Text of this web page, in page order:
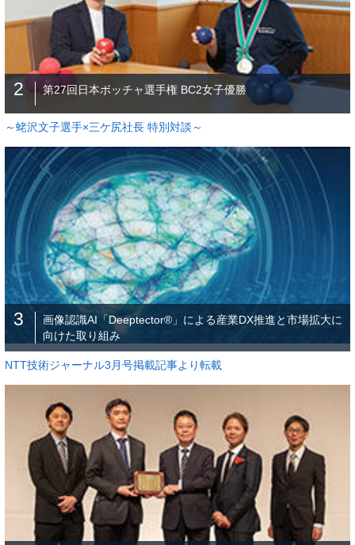
2 第27回日本ボッチャ選手権 BC2女子優勝
～蛯沢文子選手×三ケ尻社長 特別対談～
3
画像認識AI「Deeptector®」による産業DX推進と市場拡大に
向けた取り組み
NTT技術ジャーナル3月号掲載記事より転載